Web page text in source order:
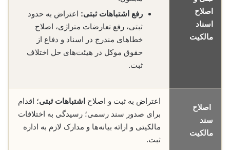
اصلاح
اسناد
مالکیت
رفع اشتباهات ثبتی: اعتراض به حدود
ثبتی، رفع تعارضات متراژی، اصلاح
خطاهای مندرج در اسناد و دفاع از
حقوق موکل در هیئت‌های حل اختلاف
ثبت.
اصلاح
سند
مالکیت
اعتراض به ثبت و اصلاح اشتباهات ثبتی؛ اقدام
برای صدور سند رسمی؛ رسیدگی به اختلافات
مالکیتی و ارائه بیانه‌ها و مدارک لازم به اداره
ثبت.